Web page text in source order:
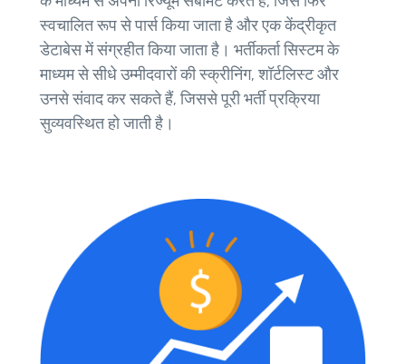
स्वचालित रूप से पार्स किया जाता है और एक केंद्रीकृत
डेटाबेस में संग्रहीत किया जाता है। भर्तीकर्ता सिस्टम के
माध्यम से सीधे उम्मीदवारों की स्क्रीनिंग, शॉर्टलिस्ट और
उनसे संवाद कर सकते हैं, जिससे पूरी भर्ती प्रक्रिया
सुव्यवस्थित हो जाती है।